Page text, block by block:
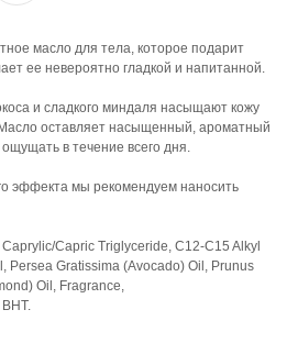
масло для тела, которое подарит
ее невероятно гладкой и напитанной.
и сладкого миндаля насыщают кожу
оставляет насыщенный, ароматный
в течение всего дня.
эффекта мы рекомендуем наносить
Capric Triglyceride, C12-C15 Alkyl
Persea Gratissima (Avocado) Oil, Prunus
Oil, Fragrance,